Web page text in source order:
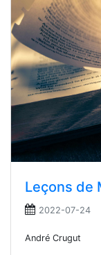
Leçons de
2022-07-24
André Crugut